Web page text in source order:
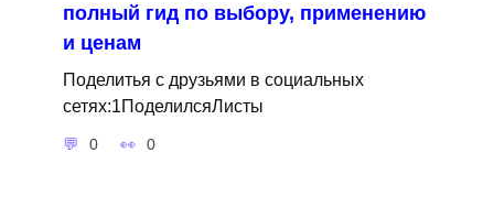
полный гид по выбору, применению
и ценам
Поделитья с друзьями в социальных
сетях:1ПоделилсяЛисты
0 0